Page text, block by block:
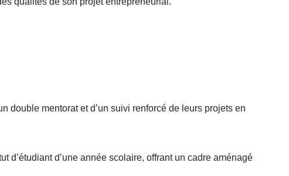
double mentorat et d’un suivi renforcé de leurs projets en
d’étudiant d’une année scolaire, offrant un cadre aménagé